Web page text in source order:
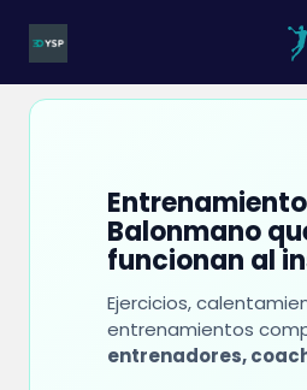
Balonmano
funcionan al
Ejercicios,
entrenamientos
entrenadores,